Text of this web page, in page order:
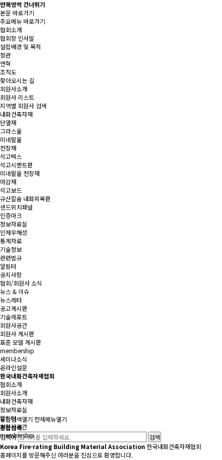
반복영역 건너뛰기
본문 바로가기
주요메뉴 바로가기
협회소개
협회장 인사말
설립배경 및 목적
정관
연혁
조직도
찾아오시는 길
회원사소개
회원사 리스트
지역별 회원사 검색
내화건축자재
단열재
그라스울
미네랄울
천장재
석고텍스
석고시멘트판
미네랄울 천장재
마감재
석고보드
규산칼슘 내화피복판
샌드위치패널
인증마크
정보자료실
인체무해성
통계자료
기술정보
관련법규
알림터
공지사항
협회/회원사 소식
뉴스 & 이슈
뉴스레터
공고게시판
기술레포트
회원사공간
회원사 게시판
표준 모델 게시판
membership
세미나소식
온라인설문
한국내화건축자재협회
협회소개
회원사소개
내화건축자재
정보자료실
알림터
회원사공간
membership
통합검색열기 전체메뉴열기
통합검색
검색어
Korea Fire-rating Building Material Association 한국내화건축자재협회
홈페이지를 방문해주신 여러분을 진심으로 환영합니다.